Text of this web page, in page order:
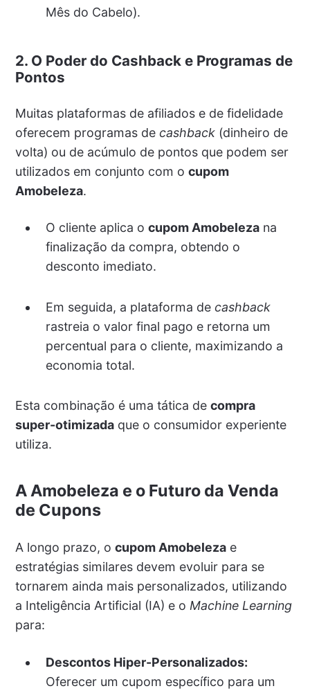
Mês do Cabelo).
2. O Poder do Cashback e Programas de
Pontos
Muitas plataformas de afiliados e de fidelidade
oferecem programas de cashback(dinheiro de
volta) ou de acúmulo de pontos que podem ser
utilizados em conjunto com o cupom
Amobeleza.
O cliente aplica o cupom Amobelezana
finalização da compra, obtendo o
desconto imediato.
Em seguida, a plataforma de cashback
rastreia o valor final pago e retorna um
percentual para o cliente, maximizando a
economia total.
Esta combinação é uma tática de compra
super-otimizadaque o consumidor experiente
utiliza.
A Amobeleza e o Futuro da Venda
de Cupons
A longo prazo, o cupom Amobelezae
estratégias similares devem evoluir para se
tornarem ainda mais personalizados, utilizando
a Inteligência Artificial (IA) e o Machine Learning
para:
Descontos Hiper-Personalizados:
Oferecer um cupom específico para um